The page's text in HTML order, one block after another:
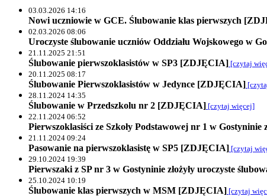
03.03.2026 14:16
Nowi uczniowie w GCE. Ślubowanie klas pierwszych
02.03.2026 08:06
Uroczyste ślubowanie uczniów Oddziału Wojskowego w
21.11.2025 21:51
Ślubowanie pierwszoklasistów w SP3 [ZDJĘCIA] [czytaj
20.11.2025 08:17
Ślubowanie Pierwszoklasistów w Jedynce [ZDJĘCIA]
28.11.2024 14:35
Ślubowanie w Przedszkolu nr 2 [ZDJĘCIA] [czytaj więcej]
22.11.2024 06:52
Pierwszoklasiści ze Szkoły Podstawowej nr 1 w
21.11.2024 09:24
Pasowanie na pierwszoklasistę w SP5 [ZDJĘCIA] [czytaj
29.10.2024 19:39
Pierwszaki z SP nr 3 w Gostyninie złożyły uroczyste
25.10.2024 10:19
Ślubowanie klas pierwszych w MSM [ZDJĘCIA] [czytaj